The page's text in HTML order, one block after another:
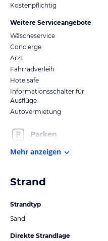
Kostenpflichtig
Weitere Serviceangebote
Wäscheservice
Concierge
Arzt
Fahrradverleih
Hotelsafe
Informationsschalter für
Ausflüge
Autovermietung
Parken
Mehr anzeigen
Strand
Strandtyp
Sand
Direkte Strandlage